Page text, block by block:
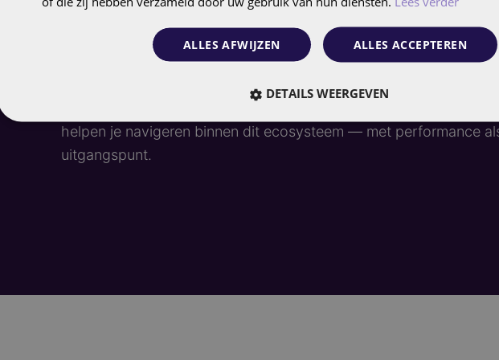
Toch zijn er uitdagingen. Zalando werkt met strenge
helpen je navigeren binnen dit ecosysteem — met performance
uitgangspunt.
ALLES ACCEPTEREN
ALLES AFWIJZEN
DETAILS WEERGEVEN